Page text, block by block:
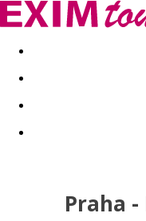
Akční nabídky Last
Praha -